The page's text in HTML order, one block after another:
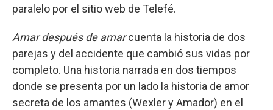
paralelo por el sitio web de Telefé.
Amar después de amarcuenta la historia de dos
parejas y del accidente que cambió sus vidas por
completo. Una historia narrada en dos tiempos
donde se presenta por un lado la historia de amor
secreta de los amantes (Wexler y Amador) en el